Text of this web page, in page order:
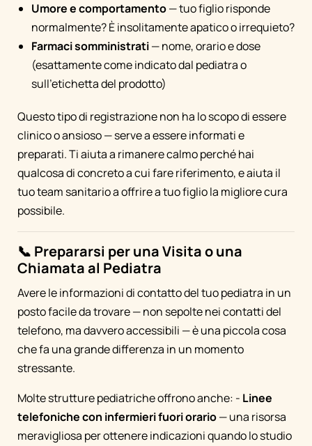
Umore e comportamento— tuo figlio risponde
normalmente? È insolitamente apatico o irrequieto?
Farmaci somministrati— nome, orario e dose
(esattamente come indicato dal pediatra o
sull'etichetta del prodotto)
Questo tipo di registrazione non ha lo scopo di essere
clinico o ansioso — serve a essere informati e
preparati. Ti aiuta a rimanere calmo perché hai
qualcosa di concreto a cui fare riferimento, e aiuta il
tuo team sanitario a offrire a tuo figlio la migliore cura
possibile.
📞 Prepararsi per una Visita o una
Chiamata al Pediatra
Avere le informazioni di contatto del tuo pediatra in un
posto facile da trovare — non sepolte nei contatti del
telefono, ma davvero accessibili — è una piccola cosa
che fa una grande differenza in un momento
stressante.
Molte strutture pediatriche offrono anche: - Linee
telefoniche con infermieri fuori orario— una risorsa
meravigliosa per ottenere indicazioni quando lo studio